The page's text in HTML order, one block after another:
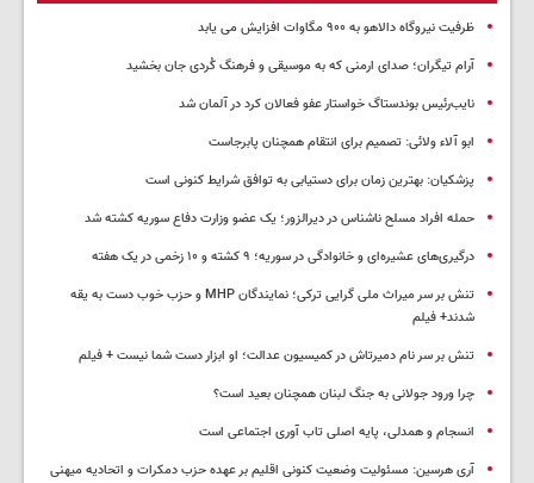
ظرفیت نیروگاه دالاهو به ۹۰۰ مگاوات افزایش می یابد
آرام تیگران؛ صدای ارمنی که به موسیقی و فرهنگ کُردی جان بخشید
نایب‌رئیس بوندستاگ خواستار عفو فعالان کرد در آلمان شد
ابو آلاء ولائی: تصمیم برای انتقام همچنان پابرجاست
پزشکیان‌: بهترین زمان برای دستیابی به توافق شرایط کنونی است
حمله افراد مسلح ناشناس در دیرالزور؛ یک عضو وزارت دفاع سوریه کشته شد
درگیری‌های عشیره‌ای و خانوادگی در سوریه؛ ۹ کشته و ۱۰ زخمی در یک هفته
تنش بر سر میراث ملی گرایی ترکی؛ نمایندگان MHP و حزب خوب دست به یقه
شدند+ فیلم
تنش بر سر نام دمیرتاش در کمیسیون عدالت؛ او ابزار دست شما نیست + فیلم
چرا ورود جولانی به جنگ لبنان همچنان بعید است؟
انسجام و همدلی، پایه اصلی تاب آوری اجتماعی است
آری هرسین: مسئولیت وضعیت کنونی اقلیم بر عهده حزب دمکرات و اتحادیه میهنی